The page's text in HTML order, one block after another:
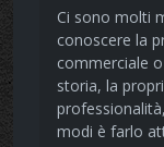
Ci sono molti
conoscere la
commerciale
storia, la
modi è farlo